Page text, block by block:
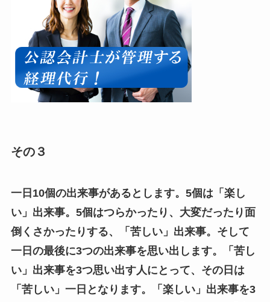
その３
一日10個の出来事があるとします。5個は「楽し
い」出来事。5個はつらかったり、大変だったり面
倒くさかったりする、「苦しい」出来事。そして
一日の最後に3つの出来事を思い出します。「苦し
い」出来事を3つ思い出す人にとって、その日は
「苦しい」一日となります。「楽しい」出来事を3